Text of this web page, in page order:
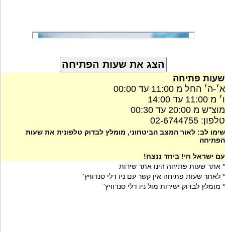
שעות פתיחה
א׳-ה׳ החל מ 11:00 עד 00:00
ו׳ מ 11:00 עד 14:00
מוצ"ש מ 20:00 עד 00:30
טלפון: 02-6744755
שימו לב: לאור המצב הביטחוני, מומלץ לבדוק טלפונית את שעות
הפתיחה
עם ישראל חי! ביחד ננצח!
* אתר שעות פתיחה הינו אתר שירות
* לאתר שעות פתיחה אין קשר עם ניו דלי סנדוויץ'
* מומלץ לבדוק ישירות מול ניו דלי סנדוויץ'